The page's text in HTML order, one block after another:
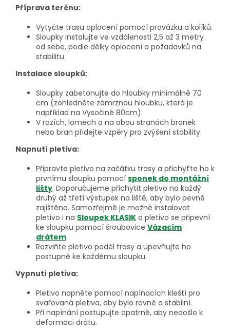
Příprava terénu:
Vytyčte trasu oplocení pomocí provázku a kolíků.
Sloupky instalujte ve vzdálenosti 2,5 až 3 metry
od sebe, podle délky oplocení a požadavků na
stabilitu.
Instalace sloupků:
Sloupky zabetonujte do hloubky minimálně 70
cm (zohledněte zámrznou hloubku, která je
například na Vysočině 80cm).
V rozích, lomech a na obou stranách branek
nebo bran přidejte vzpěry pro zvýšení stability.
Napnutí pletiva:
Připravte pletivo na začátku trasy a přichyťte ho k
prvnímu sloupku pomocí sponek do montážní
lišty. Doporučujeme přichytit pletivo na každý
druhý až třetí výstupek na liště, aby bylo pevně
zajištěno. Samozřejmě je možné instalovat
pletivo i na Sloupek KLASIK a pletivo se připevní
ke sloupku pomocí šroubovice Vázacím
drátem.
Rozviňte pletivo podél trasy a upevňujte ho
postupně ke každému sloupku.
Vypnutí pletiva:
Pletivo napněte pomocí napínacích kleští pro
svařovaná pletiva, aby bylo rovné a stabilní.
Při napínání postupujte opatrně, aby nedošlo k
deformaci drátu.